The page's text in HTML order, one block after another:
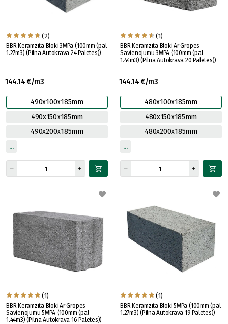
(2)
BBR Keramzīta Bloki 3MPa (100mm (pal
1.27m3) (Pilna Autokrava 24 Paletes))
144.14 €/m3
490x100x185mm
490x150x185mm
490x200x185mm
(1)
BBR Keramzīta Bloki Ar Gropes
Savienojumu 3MPA (100mm (pal
1.44m3) (Pilna Autokrava 20 Paletes))
144.14 €/m3
480x100x185mm
480x150x185mm
480x200x185mm
(1)
BBR Keramzīta Bloki Ar Gropes
Savienojumu 5MPA (100mm (pal
1.44m3) (Pilna Autokrava 16 Paletes))
(1)
BBR Keramzīta Bloki 5MPa (100mm (pal
1.27m3) (Pilna Autokrava 19 Paletes))